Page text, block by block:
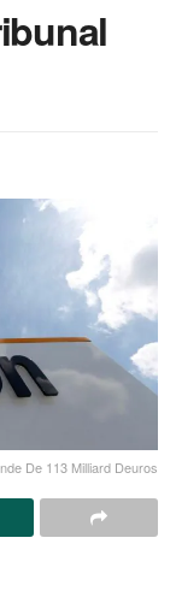
De 113 Milliard Deuros